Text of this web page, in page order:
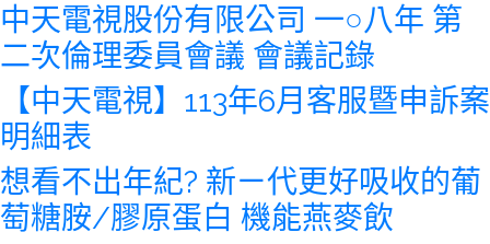
中天電視股份有限公司 一○八年 第
二次倫理委員會議 會議記錄
【中天電視】113年6月客服暨申訴案
明細表
想看不出年紀? 新ㄧ代更好吸收的葡
萄糖胺/膠原蛋白 機能燕麥飲